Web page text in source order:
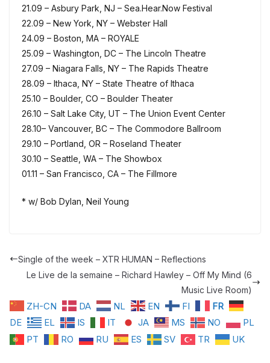
21.09 – Asbury Park, NJ – Sea.Hear.Now Festival
22.09 – New York, NY – Webster Hall
24.09 – Boston, MA – ROYALE
25.09 – Washington, DC – The Lincoln Theatre
27.09 – Niagara Falls, NY – The Rapids Theatre
28.09 – Ithaca, NY – State Theatre of Ithaca
25.10 – Boulder, CO – Boulder Theater
26.10 – Salt Lake City, UT – The Union Event Center
28.10– Vancouver, BC – The Commodore Ballroom
29.10 – Portland, OR – Roseland Theater
30.10 – Seattle, WA – The Showbox
01.11 – San Francisco, CA – The Fillmore
* w/ Bob Dylan, Neil Young
Single of the week – XTR HUMAN – Reflections
Le Live de la semaine – Richard Hawley – Off My Mind (6
Music Live Room)
ZH-CN DA NL EN FI
FR
DE
EL IS IT JA MS NO
PL
PT
RO RU ES SV TR UK